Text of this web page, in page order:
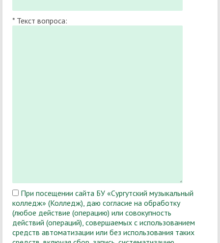
* Текст вопроса:
При посещении сайта БУ «Сургутский музыкальный
колледж» (Колледж), даю согласие на обработку
(любое действие (операцию) или совокупность
действий (операций), совершаемых с использованием
средств автоматизации или без использования таких